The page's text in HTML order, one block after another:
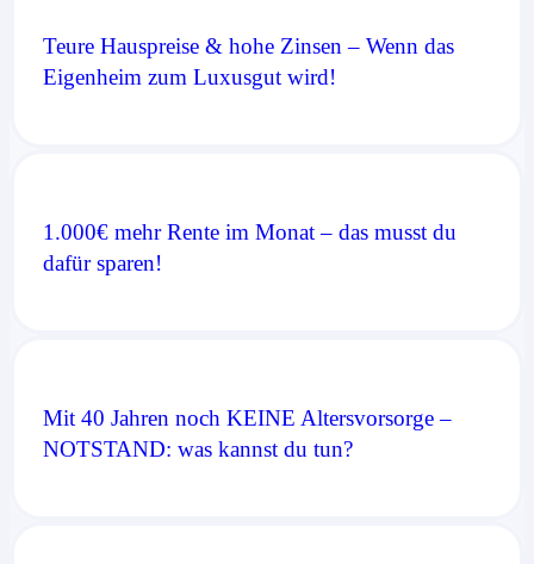
Teure Hauspreise & hohe Zinsen – Wenn das
Eigenheim zum Luxusgut wird!
1.000€ mehr Rente im Monat – das musst du
dafür sparen!
Mit 40 Jahren noch KEINE Altersvorsorge –
NOTSTAND: was kannst du tun?